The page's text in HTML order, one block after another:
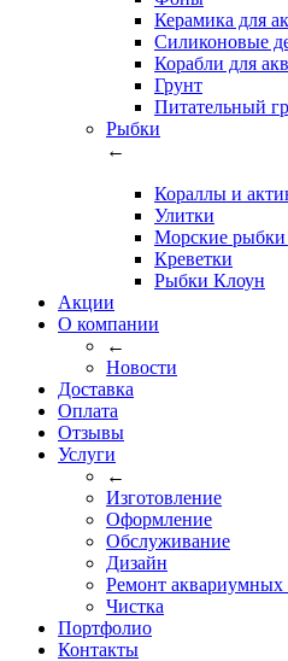
Керамика для
Силиконовые
Корабли для
Грунт
Питательный
Рыбки
←
Кораллы и
Улитки
Морские рыбки
Креветки
Рыбки Клоун
Акции
О компании
←
Новости
Доставка
Оплата
Отзывы
Услуги
←
Изготовление
Оформление
Обслуживание
Дизайн
Ремонт аквариумных
Чистка
Портфолио
Контакты